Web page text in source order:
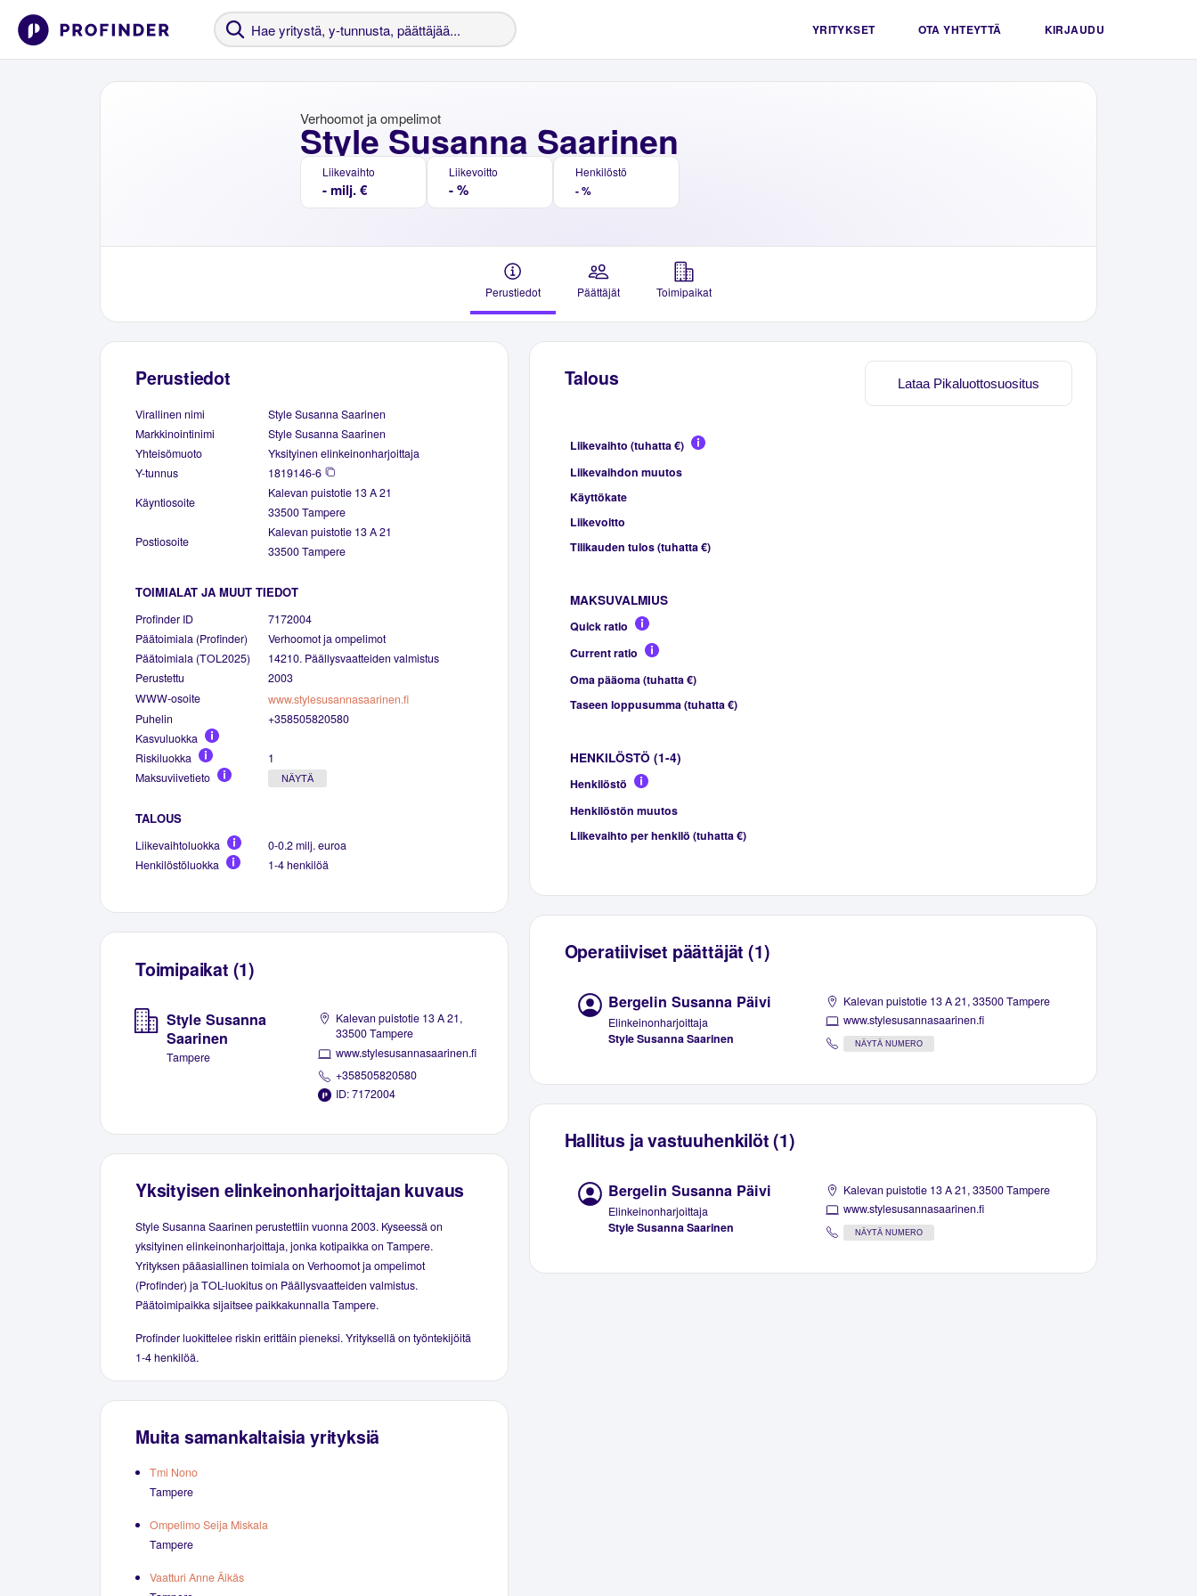
YRITYKSET OTA YHTEYTTÄ KIRJAUDU
Style Susanna Saarinen
Verhoomot ja ompelimot
Liikevaihto
- milj. €
Liikevoitto
- %
Henkilöstö
- %
Perustiedot Päättäjät Toimipaikat
Perustiedot
Virallinen nimi
Style Susanna Saarinen
Markkinointinimi
Style Susanna Saarinen
Yhteisömuoto
Yksityinen elinkeinonharjoittaja
Y-tunnus
1819146-6
Käyntiosoite
Kalevan puistotie 13 A 21
33500 Tampere
Postiosoite
Kalevan puistotie 13 A 21
33500 Tampere
TOIMIALAT JA MUUT TIEDOT
Profinder ID
7172004
Päätoimiala (Profinder)
Verhoomot ja ompelimot
Päätoimiala (TOL2025)
14210. Päällysvaatteiden valmistus
Perustettu
2003
WWW-osoite
www.stylesusannasaarinen.fi
Puhelin
+358505820580
Kasvuluokka
Riskiluokka
1
Maksuviivetieto
NÄYTÄ
TALOUS
Liikevaihtoluokka
0-0.2 milj. euroa
Henkilöstöluokka
1-4 henkilöä
Toimipaikat (1)
Style Susanna
Saarinen
Tampere
Kalevan puistotie 13 A 21,
33500 Tampere
www.stylesusannasaarinen.fi
+358505820580
ID: 7172004
Yksityisen elinkeinonharjoittajan kuvaus
Style Susanna Saarinen perustettiin vuonna 2003. Kyseessä on
yksityinen elinkeinonharjoittaja, jonka kotipaikka on Tampere.
Yrityksen pääasiallinen toimiala on Verhoomot ja ompelimot
(Profinder) ja TOL-luokitus on Päällysvaatteiden valmistus.
Päätoimipaikka sijaitsee paikkakunnalla Tampere.
Profinder luokittelee riskin erittäin pieneksi. Yrityksellä on työntekijöitä
1-4 henkilöä.
Muita samankaltaisia yrityksiä
Tmi Nono
Tampere
Ompelimo Seija Miskala
Tampere
Vaatturi Anne Äikäs
Lataa Pikaluottosuositus
Talous
Liikevaihto (tuhatta €)
Liikevaihdon muutos
Käyttökate
Liikevoitto
Tilikauden tulos (tuhatta €)
MAKSUVALMIUS
Quick ratio
Current ratio
Oma pääoma (tuhatta €)
Taseen loppusumma (tuhatta €)
HENKILÖSTÖ (1-4)
Henkilöstö
Henkilöstön muutos
Liikevaihto per henkilö (tuhatta €)
Operatiiviset päättäjät (1)
Bergelin Susanna Päivi
Elinkeinonharjoittaja
Style Susanna Saarinen
Kalevan puistotie 13 A 21, 33500 Tampere
www.stylesusannasaarinen.fi
NÄYTÄ NUMERO
Hallitus ja vastuuhenkilöt (1)
Bergelin Susanna Päivi
Elinkeinonharjoittaja
Style Susanna Saarinen
Kalevan puistotie 13 A 21, 33500 Tampere
www.stylesusannasaarinen.fi
NÄYTÄ NUMERO